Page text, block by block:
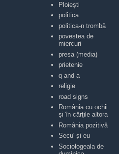
Ploieşti
politica
politica-n trombă
povestea de
miercuri
presa (media)
prietenie
q and a
religie
road signs
România cu ochii
şi în cărţile altora
România pozitivă
Secu' și eu
Sociologeala de